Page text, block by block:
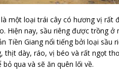
là một loại trái cây có hương vị rất
Hiện nay, sầu riêng được trồng
Tiền Giang nổi tiếng bởi loại sầu
thịt dày, ráo, vị béo và rất ngọt
bỏ qua và sẽ ăn quên lối về.